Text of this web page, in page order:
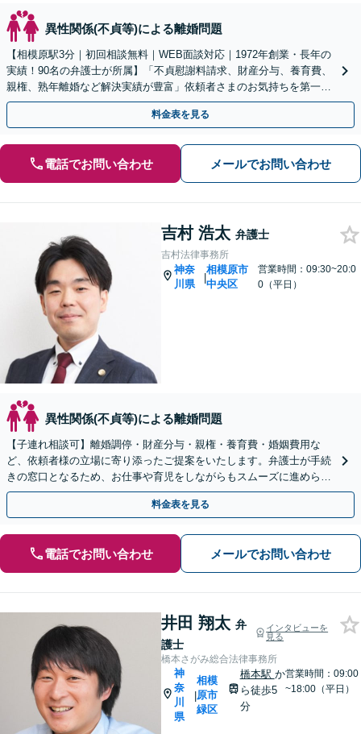
異性関係(不貞等)による離婚問題
【相模原駅3分｜初回相談無料｜WEB面談対応｜1972年創業・長年の
実績！90名の弁護士が所属】「不貞慰謝料請求、財産分与、養育費、
親権、熟年離婚など解決実績が豊富」依頼者さまのお気持ちを第一に
考えた対応を心がけます【休日・夜間相談可】
料金表を見る
電話でお問い合わせ メールでお問い合わせ
吉村 浩太 弁護士
吉村法律事務所
神奈
川県
|
相模原市
中央区
営業時間：09:30~20:0
0（平日）
異性関係(不貞等)による離婚問題
【子連れ相談可】離婚調停・財産分与・親権・養育費・婚姻費用な
ど、依頼者様の立場に寄り添ったご提案をいたします。弁護士が手続
きの窓口となるため、お仕事や育児をしながらもスムーズに進められ
ます。【相模原駅徒歩12分】【秘密厳守】
料金表を見る
電話でお問い合わせ メールでお問い合わせ
井田 翔太 弁
護士
インタビューを
見る
橋本さがみ総合法律事務所
神
奈
川
県
|
相模
原市
緑区
橋本駅 か
ら徒歩5
分
営業時間：09:00
~18:00（平日）